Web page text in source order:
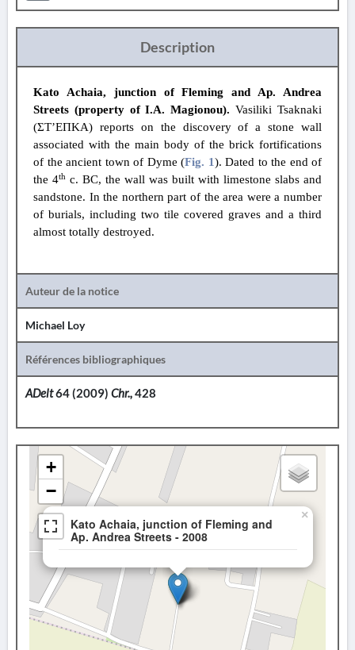
Description
Kato Achaia, junction of Fleming and Ap. Andrea
Streets (property of I.A. Magionou).Vasiliki Tsaknaki
(ΣΤ’ΕΠΚΑ) reports on the discovery of a stone wall
associated with the main body of the brick fortifications
of the ancient town of Dyme (Fig. 1). Dated to the end of
the 4th c. BC, the wall was built with limestone slabs and
sandstone. In the northern part of the area were a number
of burials, including two tile covered graves and a third
almost totally destroyed.
Auteur de la notice
Michael Loy
Références bibliographiques
ADelt64 (2009) Chr.,428
Kato Achaia, junction of Fleming and
Ap. Andrea Streets - 2008
×
+
−